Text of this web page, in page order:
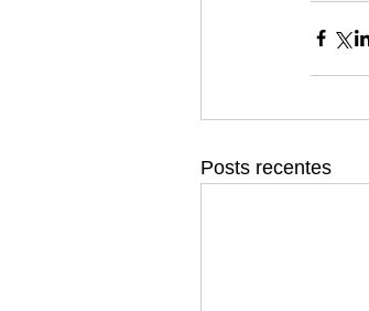
Posts recentes